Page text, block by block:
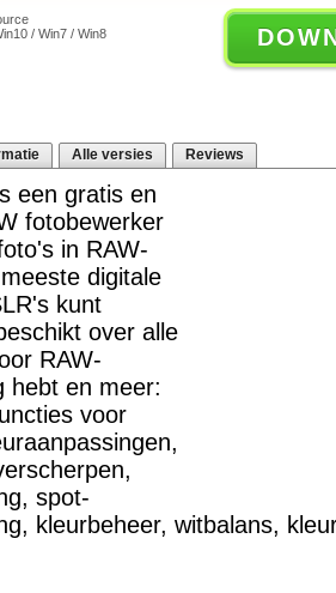
/ Win7 / Win8
Alle versies Reviews
een gratis en
fotobewerker
in RAW-
digitale
kunt
over alle
RAW-
hebt en meer:
voor
spot-
kleurbeheer, witbalans,